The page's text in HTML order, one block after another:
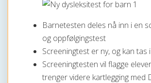
Barnetesten deles nå inn i en
og oppfølgingstest
Screeningtest er ny, og kan tas
Screeningtesten vil flagge
trenger videre kartlegging med